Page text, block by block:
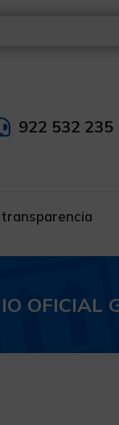
922 532 235
OFICIAL